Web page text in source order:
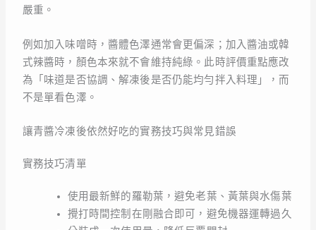
嚴重。
例如加入味噌時，醬體色澤通常會更偏深；加入醬油或韓
式辣醬時，顏色本來就不會維持純綠。此時評價重點應改
為「味道是否協調、解凍後是否仍能均勻拌入料理」，而
不是單看色澤。
讓青醬冷凍後依然好吃的實務技巧與常見錯誤
實務技巧清單
使用最新鮮的羅勒葉，避免老葉、黃葉與水傷葉
攪打時間控制在剛融合即可，避免機器運轉過久